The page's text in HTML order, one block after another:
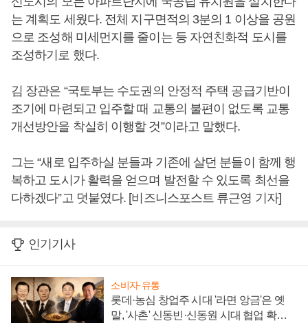
는 계획도 세웠다. 전체 지구면적의 3분의 1 이상을 공원
으로 조성해 미세먼지를 줄이는 등 자연친화적 도시를
조성하기로 했다.
김 장관은 “국토부는 수도권의 안정적 주택 공급기반이
조기에 마련되고 입주할 때 교통의 불편이 없도록 교통
개선방안을 착실히 이행할 것”이라고 말했다.
그는 “새로 입주하실 분들과 기존에 살던 분들이 함께 행
복하고 도시가 활력을 얻으며 발전할 수 있도록 최선을
다하겠다”고 덧붙였다. [비즈니스포스트 류근영 기자]
인기기사
소비자·유통
롯데·농심 창업주 시대 '라면 앙금'은 옛
말, '사촌' 신동빈·신동원 시대 협업 확대